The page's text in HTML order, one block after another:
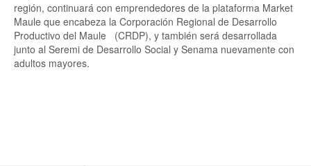
región, continuará con emprendedores de la plataforma Market
Maule que encabeza la Corporación Regional de Desarrollo
Productivo del Maule (CRDP), y también será desarrollada
junto al Seremi de Desarrollo Social y Senama nuevamente con
adultos mayores.